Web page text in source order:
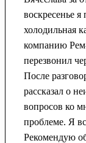
воскресенье я
холодильная
компанию Рем-
перезвонил
После
рассказал о
вопросов ко
проблеме. Я
Рекомендую